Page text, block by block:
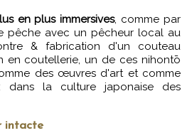
en plus immersives, comme par
pêche avec un pêcheur local au
& fabrication d'un couteau
en coutellerie, un de ces nihontō
des œuvres d'art et comme
dans la culture japonaise des
intacte